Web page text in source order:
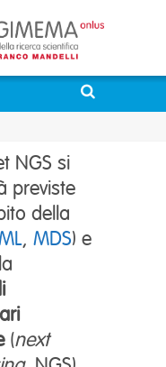
NGS si
previste
della
, MDS) e
(next